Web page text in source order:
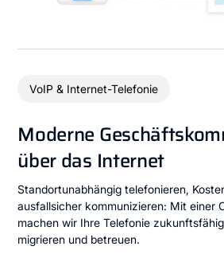
VoIP & Internet-Telefonie
Moderne
über das Internet
Standortunabhängig telefonieren,
ausfallsicher kommunizieren: Mit einer
machen wir Ihre Telefonie
migrieren und betreuen.